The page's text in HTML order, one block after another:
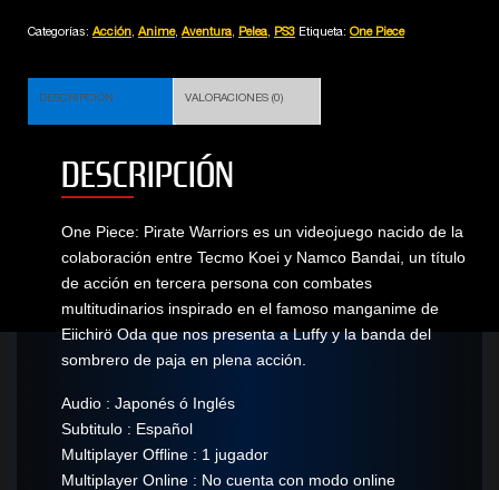
Warriors
Categorías: Acción, Anime, Aventura, Pelea, PS3 Etiqueta: One Piece
DESCRIPCIÓN VALORACIONES (0)
DESCRIPCIÓN
One Piece: Pirate Warriors es un videojuego nacido de la
colaboración entre Tecmo Koei y Namco Bandai, un título
de acción en tercera persona con combates
multitudinarios inspirado en el famoso manganime de
Eiichirö Oda que nos presenta a Luffy y la banda del
sombrero de paja en plena acción.
Audio : Japonés ó Inglés
Subtitulo : Español
Multiplayer Offline : 1 jugador
Multiplayer Online : No cuenta con modo online